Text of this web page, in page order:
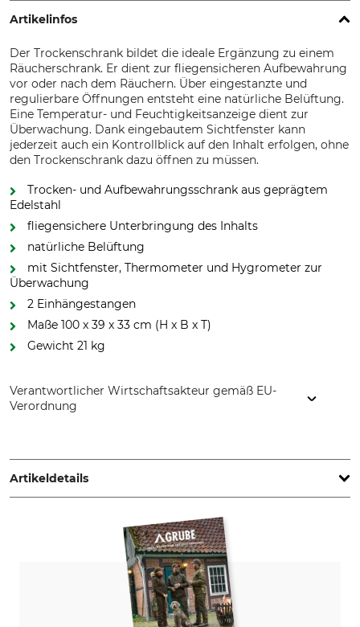
Artikelinfos
Der Trockenschrank bildet die ideale Ergänzung zu einem
Räucherschrank. Er dient zur fliegensicheren Aufbewahrung
vor oder nach dem Räuchern. Über eingestanzte und
regulierbare Öffnungen entsteht eine natürliche Belüftung.
Eine Temperatur- und Feuchtigkeitsanzeige dient zur
Überwachung. Dank eingebautem Sichtfenster kann
jederzeit auch ein Kontrollblick auf den Inhalt erfolgen, ohne
den Trockenschrank dazu öffnen zu müssen.
Trocken- und Aufbewahrungsschrank aus geprägtem
Edelstahl
fliegensichere Unterbringung des Inhalts
natürliche Belüftung
mit Sichtfenster, Thermometer und Hygrometer zur
Überwachung
2 Einhängestangen
Maße 100 x 39 x 33 cm (H x B x T)
Gewicht 21 kg
Verantwortlicher Wirtschaftsakteur gemäß EU-
Verordnung
Germany, www.smoki-raeuchertechnik.de
Artikeldetails
Gewicht
21 kg